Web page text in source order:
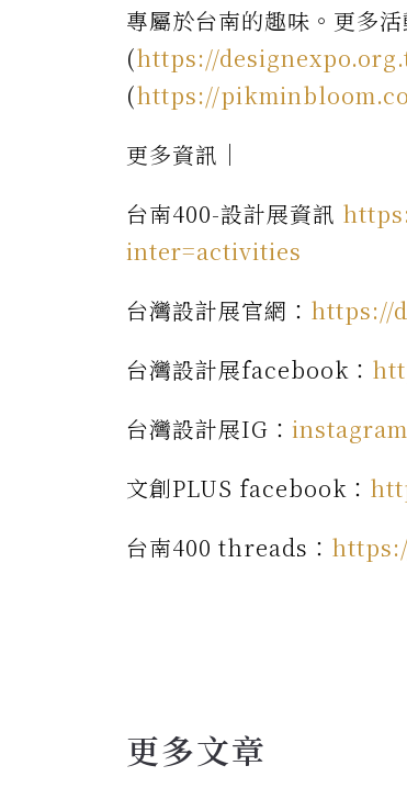
專屬於台南的趣味。更多
(https://
(https://
更多資訊｜
台南400-設計展資訊
inter=activities
台灣設計展官網： https://
台灣設計展facebook：
台灣設計展IG：
文創PLUS facebook：
台南400 threads：
更多文章